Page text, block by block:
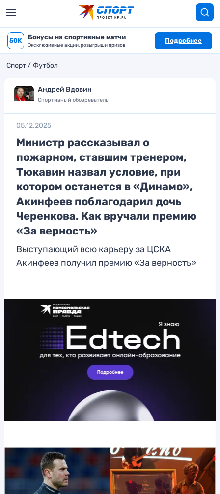
50K Бонусы на спортивные матчи
Эксклюзивные акции, розыгрыши призов
Подробнее
Спорт Футбол
Андрей Вдовин
Спортивный обозреватель
05.12.2025
Министр рассказывал о
пожарном, ставшим тренером,
Тюкавин назвал условие, при
котором останется в «Динамо»,
Акинфеев поблагодарил дочь
Черенкова. Как вручали премию
«За верность»
Выступающий всю карьеру за ЦСКА
Акинфеев получил премию «За верность»